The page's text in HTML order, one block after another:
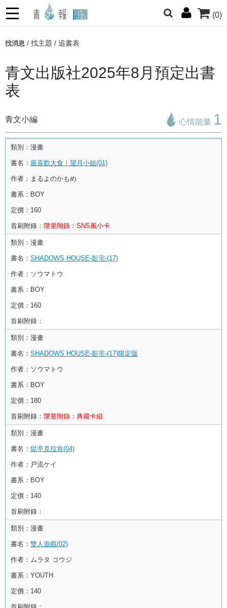
(0)
找消息 / 找主題 / 追書表
青文出版社2025年8月預定出書
表
青文小編 心情能量 1
類別： 漫畫
書名： 最喜歡大食！望月小姐(01)
作者： まるよのかもめ
書系： BOY
定價： 160
首刷附錄： 限量附錄：SNS風小卡
類別： 漫畫
書名： SHADOWS HOUSE-影宅-(17)
作者： ソウマトウ
書系： BOY
定價： 160
首刷附錄：
類別： 漫畫
書名： SHADOWS HOUSE-影宅-(17)限定版
作者： ソウマトウ
書系： BOY
定價： 180
首刷附錄： 限量附錄：典藏卡組
類別： 漫畫
書名： 獄卒克拉肯(04)
作者： 戸流ケイ
書系： BOY
定價： 140
首刷附錄：
類別： 漫畫
書名： 雙人遊戲(02)
作者： ムラタ コウジ
書系： YOUTH
定價： 140